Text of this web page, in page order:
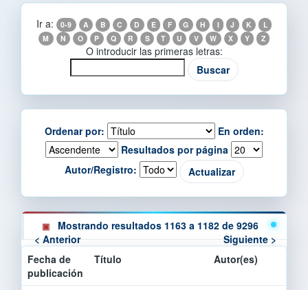
Ir a: 0-9 A B C D E F G H I J K
L
M
N O P Q R S T U V W X Y Z
O introducir las primeras letras:
Ordenar por:
En orden:
Resultados por página
Autor/Registro:
Mostrando resultados 1163 a 1182 de 9296
< Anterior
Siguiente >
Fecha de
publicación
Título Autor(es)